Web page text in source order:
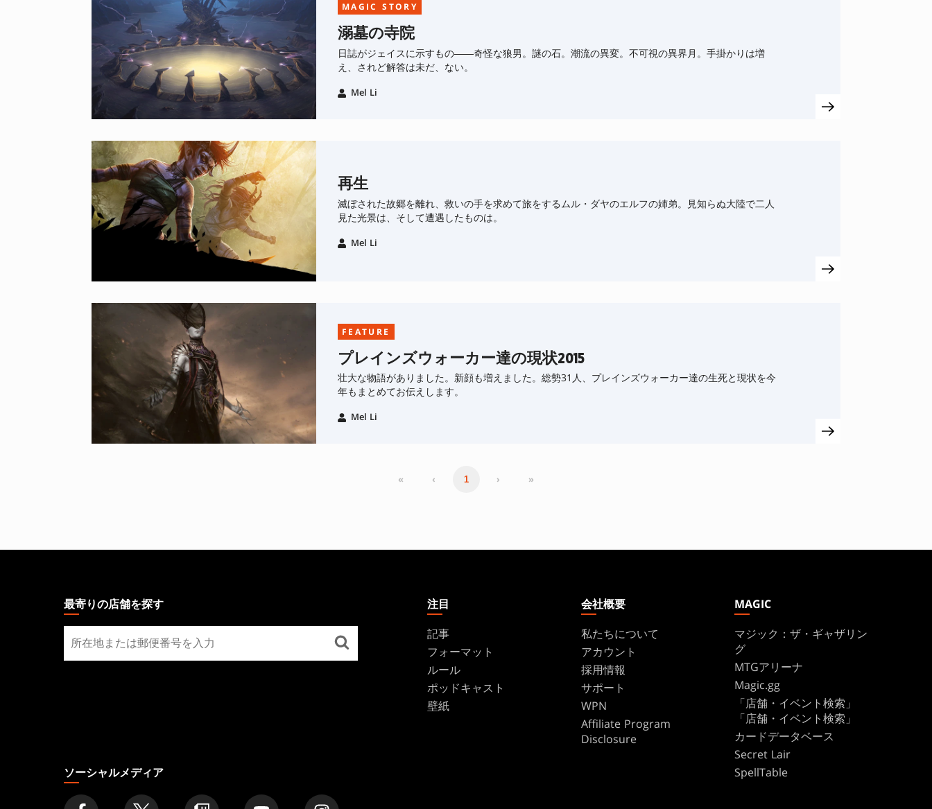
MAGIC STORY
溺墓の寺院
日誌がジェイスに示すもの――奇怪な狼男。謎の石。潮流の異変。不可視の異界月。手掛かりは増
え、されど解答は未だ、ない。
Mel Li
再生
滅ぼされた故郷を離れ、救いの手を求めて旅をするムル・ダヤのエルフの姉弟。見知らぬ大陸で二人
見た光景は、そして遭遇したものは。
Mel Li
FEATURE
プレインズウォーカー達の現状2015
壮大な物語がありました。新顔も増えました。総勢31人、プレインズウォーカー達の生死と現状を今
年もまとめてお伝えします。
Mel Li
« ‹ 1 › »
GATHERING最寄りの店舗を探す
寄
り
ソーシャルメディア
注目
記事
フォーマット
ルール
ポッドキャスト
壁紙
会社概要
私たちについて
アカウント
採用情報
サポート
WPN
Affiliate Program
Disclosure
MAGIC
マジック：ザ・ギャザリン
グ
MTGアリーナ
Magic.gg
「店舗・イベント検索」
「店舗・イベント検索」
カードデータベース
Secret Lair
SpellTable